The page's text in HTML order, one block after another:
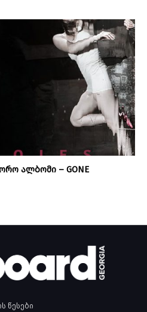
ალბომი – GONE
წესები